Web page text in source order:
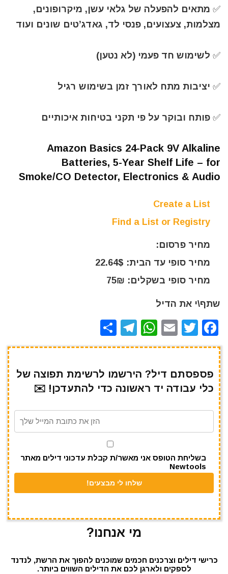
✅️ מתאים להפעלה של גלאי עשן, מיקרופונים,
מצלמות, צעצועים, פנסי לד, גאדג’טים שונים ועוד
✅️ לשימוש חד פעמי (לא נטען)
✅️ יציבות מתח לאורך זמן בשימוש רגיל
✅️ פותח ובוקר על פי תקני בטיחות איכותיים
Amazon Basics 24-Pack 9V Alkaline
Batteries, 5-Year Shelf Life – for
Smoke/CO Detector, Electronics & Audio
Create a List
Find a List or Registry
מחיר פרסום:
מחיר סופי עד הבית: 22.64$
מחיר סופי בשקלים: 75₪
שתף\י את הדיל
F
a
e
b
o
T
w
te
r
E
m
l
W
h
s
A
p
T
el
gr
a
m
h
e
פספסתם דיל? הירשמו לרשימת תפוצה של
כלי עבודה יד ראשונה כדי להתעדכן! ✉️
בשליחת הטופס אני מאשר/ת קבלת עדכוני דילים מאתר
Newtools
מי אנחנו?
כרישי דילים וצרכנים חכמים שמוכנים להפוך את הרשת, לנדנד
לספקים ולארגן לכם את הדילים השווים ביותר.